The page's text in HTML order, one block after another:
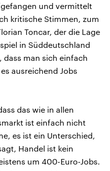
und vermittelt
kritische Stimmen, zum
Toncar, der die Lage
in Süddeutschland
man sich einfach
ausreichend Jobs
das wie in allen
ist einfach nicht
es ist ein Unterschied,
Handel ist kein
um 400-Euro-Jobs.